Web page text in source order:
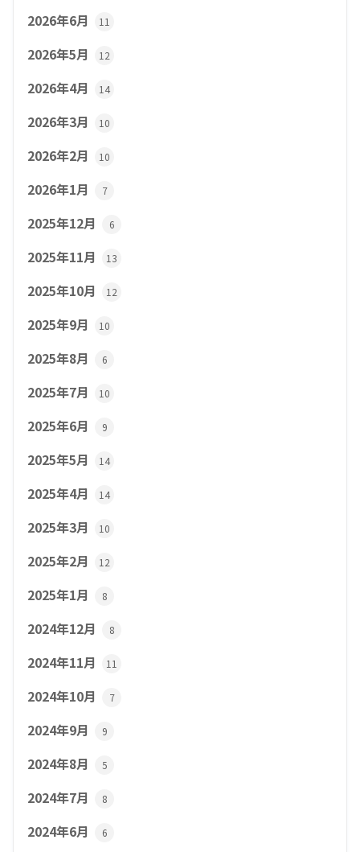
2026年6月 11
2026年5月 12
2026年4月 14
2026年3月 10
2026年2月 10
2026年1月 7
2025年12月 6
2025年11月 13
2025年10月 12
2025年9月 10
2025年8月 6
2025年7月 10
2025年6月 9
2025年5月 14
2025年4月 14
2025年3月 10
2025年2月 12
2025年1月 8
2024年12月 8
2024年11月 11
2024年10月 7
2024年9月 9
2024年8月 5
2024年7月 8
2024年6月 6